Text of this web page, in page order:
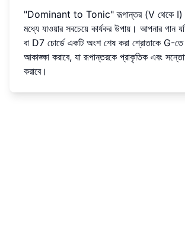
"Dominant to Tonic" রূপান্তর (V থেকে I)
মধ্যে যাওয়ার সবচেয়ে কার্যকর উপায়। আপনার গান
বা D7 চোর্ডে একটি অংশ শেষ করা শ্রোতাকে G-
আকাঙ্ক্ষা করাবে, যা রূপান্তরকে প্রাকৃতিক এবং
করাবে।